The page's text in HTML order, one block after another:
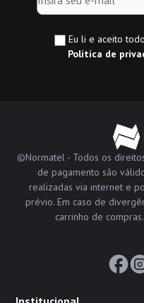
Eu li e aceito
Política de
©Normatel - Todos os
de pagamento são
realizadas via internet e
prévio. Em caso de
carrinho de